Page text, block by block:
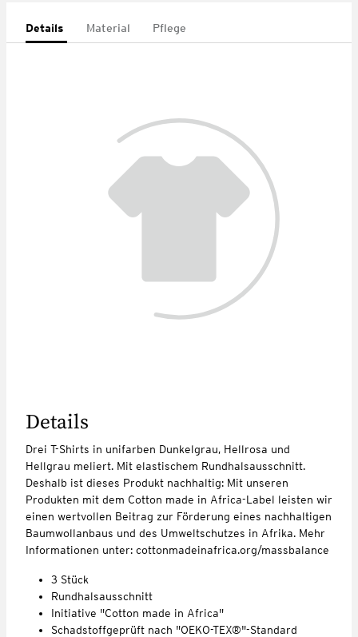
Details Material Pflege
Details
Drei T-Shirts in unifarben Dunkelgrau, Hellrosa und
Hellgrau meliert. Mit elastischem Rundhalsausschnitt.
Deshalb ist dieses Produkt nachhaltig: Mit unseren
Produkten mit dem Cotton made in Africa-Label leisten wir
einen wertvollen Beitrag zur Förderung eines nachhaltigen
Baumwollanbaus und des Umweltschutzes in Afrika. Mehr
Informationen unter: cottonmadeinafrica.org/massbalance
3 Stück
Rundhalsausschnitt
Initiative "Cotton made in Africa"
Schadstoffgeprüft nach "OEKO-TEX®"-Standard